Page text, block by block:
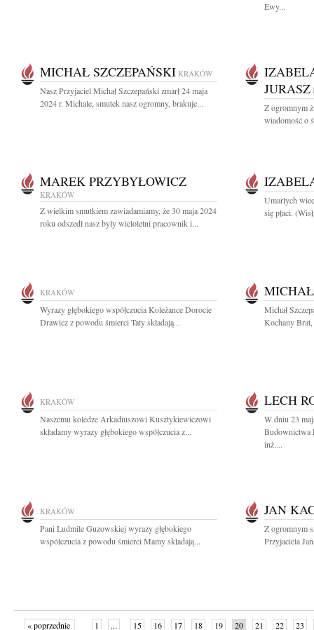
Ewy...
MICHAŁ SZCZEPAŃSKI KRAKÓW
Nasz Przyjaciel Michał Szczepański zmarł 24 maja
2024 r. Michale, smutek nasz ogromny, brakuje...
JURASZ
Z ogromnym
wiadomość o
MAREK PRZYBYŁOWICZ
KRAKÓW
Z wielkim smutkiem zawiadamiamy, że 30 maja 2024
roku odszedł nasz były wieloletni pracownik i...
Umarłych
się płaci.
KRAKÓW
Wyrazy głębokiego współczucia Koleżance Dorocie
Drawicz z powodu śmierci Taty składają...
Michał
Kochany
KRAKÓW
Naszemu koledze Arkadiuszowi Kusztykiewiczowi
składamy wyrazy głębokiego współczucia z...
LECH
W dniu 23
Budownictwa
inż....
KRAKÓW
Pani Ludmile Guzowskiej wyrazy głębokiego
współczucia z powodu śmierci Mamy składają...
JAN
Z ogromnym
Przyjaciela
« poprzednie 1 ... 15 16 17 18 19 20 21 22 23